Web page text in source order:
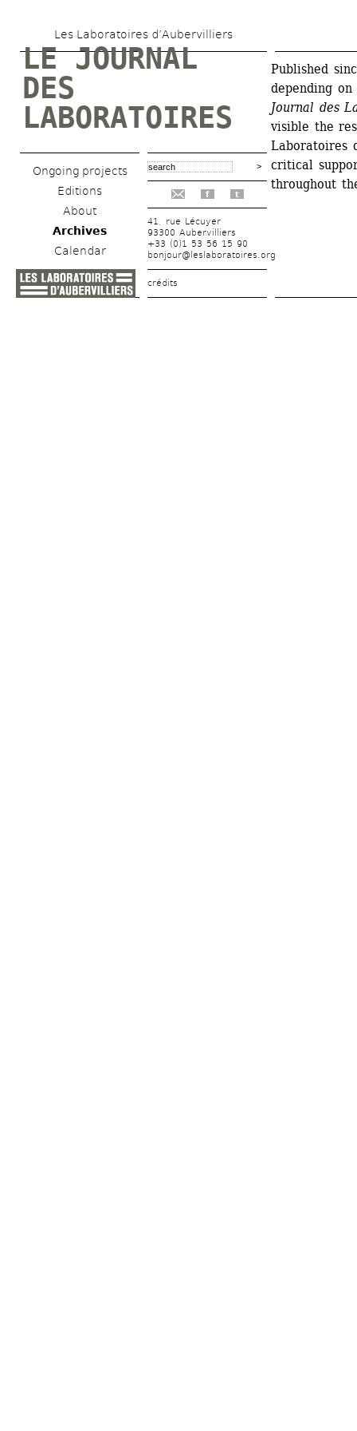
to
main
Les Laboratoires d’Aubervilliers
LE JOURNAL
DES
LABORATOIRES
Ongoing projects
Editions
About
Archives
Calendar
f t
41, rue Lécuyer
93300 Aubervilliers
+33 (0)1 53 56 15 90
bonjour@leslaboratoires.org
crédits
Published
depending
Journal des
visible the
Laboratoires
critical
throughout